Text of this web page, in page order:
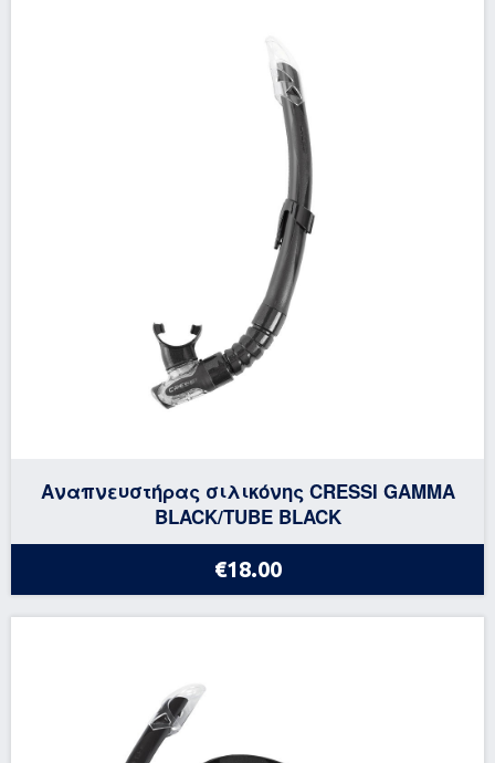
Αναπνευστήρας σιλικόνης CRESSI GAMMA
BLACK/TUBE BLACK
€18.00